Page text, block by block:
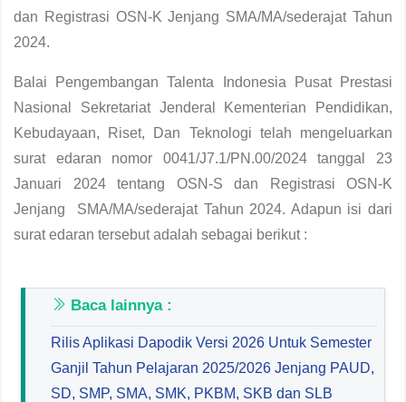
dan Registrasi OSN-K Jenjang SMA/MA/sederajat Tahun
2024.
Balai Pengembangan Talenta Indonesia Pusat Prestasi
Nasional Sekretariat Jenderal Kementerian Pendidikan,
Kebudayaan, Riset, Dan Teknologi telah mengeluarkan
surat edaran nomor 0041/J7.1/PN.00/2024 tanggal 23
Januari 2024 tentang OSN-S dan Registrasi OSN-K
Jenjang SMA/MA/sederajat Tahun 2024. Adapun isi dari
surat edaran tersebut adalah sebagai berikut :
Baca lainnya :
Rilis Aplikasi Dapodik Versi 2026 Untuk Semester
Ganjil Tahun Pelajaran 2025/2026 Jenjang PAUD,
SD, SMP, SMA, SMK, PKBM, SKB dan SLB